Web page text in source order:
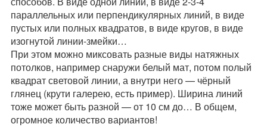
параллельных или перпендикулярных линий, в виде
пустых или полных квадратов, в виде кругов, в виде
изогнутой линии-змейки…
При этом можно миксовать разные виды натяжных
потолков, например снаружи белый мат, потом полый
квадрат световой линии, а внутри него — чёрный
глянец (крути галерею, есть пример). Ширина линий
тоже может быть разной — от 10 см до… В общем,
огромное количество вариантов!